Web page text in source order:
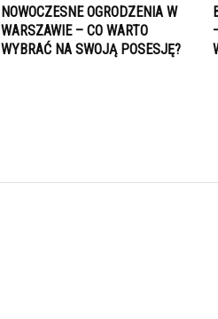
NOWOCZESNE OGRODZENIA W
WARSZAWIE – CO WARTO
WYBRAĆ NA SWOJĄ POSESJĘ?